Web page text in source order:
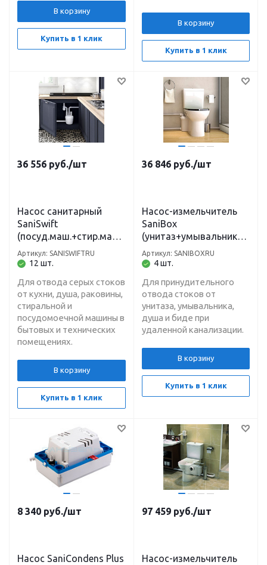
В корзину
Купить в 1 клик
В корзину
Купить в 1 клик
36 556 руб./шт
Насос санитарный
SaniSwift
(посуд.маш.+стир.маш.
+раковина+душ) H-4м,
L-40 м
12 шт.
Артикул: SANISWIFTRU
Для отвода серых стоков
от кухни, душа, раковины,
стиральной и
посудомоечной машины в
бытовых и технических
помещениях.
В корзину
Купить в 1 клик
36 846 руб./шт
Насос-измельчитель
SaniBox
(унитаз+умывальник+д
уш+биде) откачивание
H-4 м, L-80 м
4 шт.
Артикул: SANIBOXRU
Для принудительного
отвода стоков от
унитаза, умывальника,
душа и биде при
удаленной канализации.
В корзину
Купить в 1 клик
8 340 руб./шт
Насос SaniCondens Plus
97 459 руб./шт
Насос-измельчитель